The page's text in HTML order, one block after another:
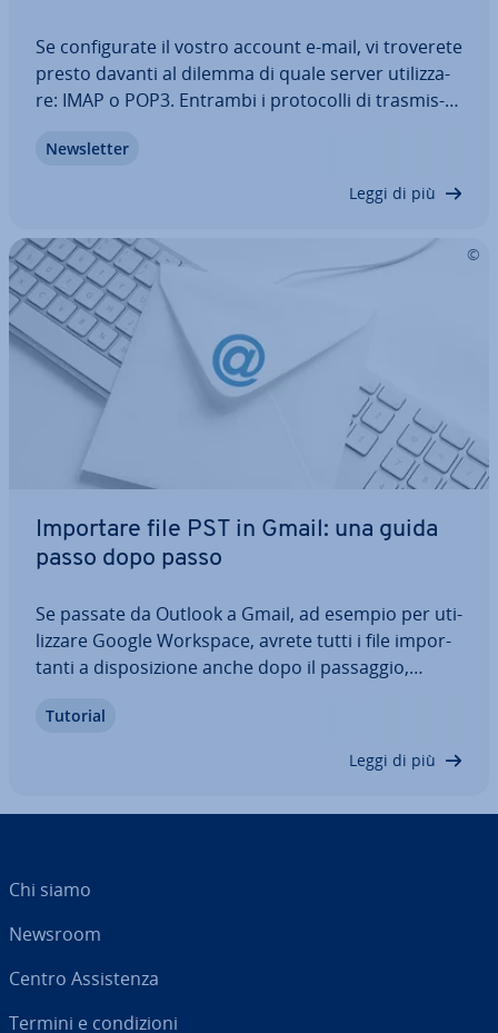
Se con­fi­gu­ra­te il vostro account e-mail, vi troverete
presto davanti al dilemma di quale server uti­liz­za­
re: IMAP o POP3. Entrambi i pro­to­col­li di tra­smis­
posta elet­tro­ni­ca. Ma quali sono le dif­fe­ren­ze tra
New­slet­ter
Leggi di più
Importare file PST in Gmail: una guida
passo dopo passo
Se passate da Outlook a Gmail, ad esempio per uti­
liz­za­re Google Workspace, avrete tutti i file im­por­
tan­ti a di­spo­si­zio­ne anche dopo il passaggio,
riguardo è utile un archivio PST, che salva tutti i
Tutorial
Leggi di più
Chi siamo
Newsroom
Centro As­si­sten­za
Termini e con­di­zio­ni